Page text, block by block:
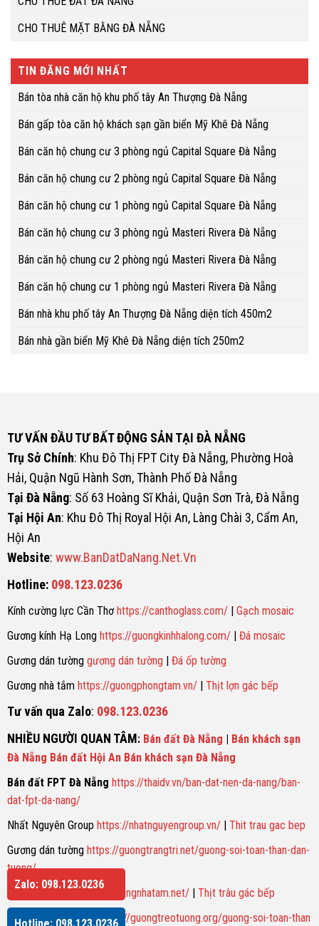
CHO THUÊ MẶT BẰNG ĐÀ NẴNG
TIN ĐĂNG MỚI NHẤT
Bán tòa nhà căn hộ khu phố tây An Thượng Đà Nẵng
Bán gấp tòa căn hộ khách sạn gần biển Mỹ Khê Đà Nẵng
Bán căn hộ chung cư 3 phòng ngủ Capital Square Đà Nẵng
Bán căn hộ chung cư 2 phòng ngủ Capital Square Đà Nẵng
Bán căn hộ chung cư 1 phòng ngủ Capital Square Đà Nẵng
Bán căn hộ chung cư 3 phòng ngủ Masteri Rivera Đà Nẵng
Bán căn hộ chung cư 2 phòng ngủ Masteri Rivera Đà Nẵng
Bán căn hộ chung cư 1 phòng ngủ Masteri Rivera Đà Nẵng
Bán nhà khu phố tây An Thượng Đà Nẵng diện tích 450m2
Bán nhà gần biển Mỹ Khê Đà Nẵng diện tích 250m2
TƯ VẤN ĐẦU TƯ BẤT ĐỘNG SẢN TẠI ĐÀ NẴNG
Trụ Sở Chính: Khu Đô Thị FPT City Đà Nẵng, Phường Hoà
Hải, Quận Ngũ Hành Sơn, Thành Phố Đà Nẵng
Tại Đà Nẵng: Số 63 Hoàng Sĩ Khải, Quận Sơn Trà, Đà Nẵng
Tại Hội An: Khu Đô Thị Royal Hội An, Làng Chài 3, Cẩm An,
Hội An
Website: www.BanDatDaNang.Net.Vn
Hotline: 098.123.0236
Kính cường lực Cần Thơ https://canthoglass.com/| Gạch mosaic
Gương kính Hạ Long https://guongkinhhalong.com/| Đá mosaic
Gương dán tường gương dán tường | Đá ốp tường
Gương nhà tắm https://guongphongtam.vn/| Thịt lợn gác bếp
Tư vấn qua Zalo: 098.123.0236
NHIỀU NGƯỜI QUAN TÂM: Bán đất Đà Nẵng | Bán khách sạn
Đà Nẵng Bán đất Hội An Bán khách sạn Đà Nẵng
Bán đất FPT Đà Nẵng https://thaidv.vn/ban-dat-nen-da-nang/ban-
dat-fpt-da-nang/
Nhất Nguyên Group https://nhatnguyengroup.vn/| Thit trau gac bep
Gương dán tường https://guongtrangtri.net/guong-soi-toan-than-dan-
tuong/
Gương nhà tắmhttps://guongnhatam.net/| Thịt trâu gác bếp
Gương soi toàn thânhttps://guongtreotuong.org/guong-soi-toan-than
Zalo: 098.123.0236